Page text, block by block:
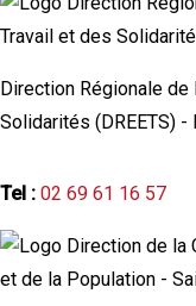
Direction Régionale de
Solidarités (DREETS) -
Tel : 02 69 61 16 57